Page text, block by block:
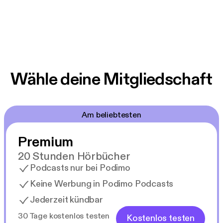
Wähle deine Mitgliedschaft
Am beliebtesten
Premium
20 Stunden Hörbücher
Podcasts nur bei Podimo
Keine Werbung in Podimo Podcasts
Jederzeit kündbar
30 Tage kostenlos testen
Kostenlos testen